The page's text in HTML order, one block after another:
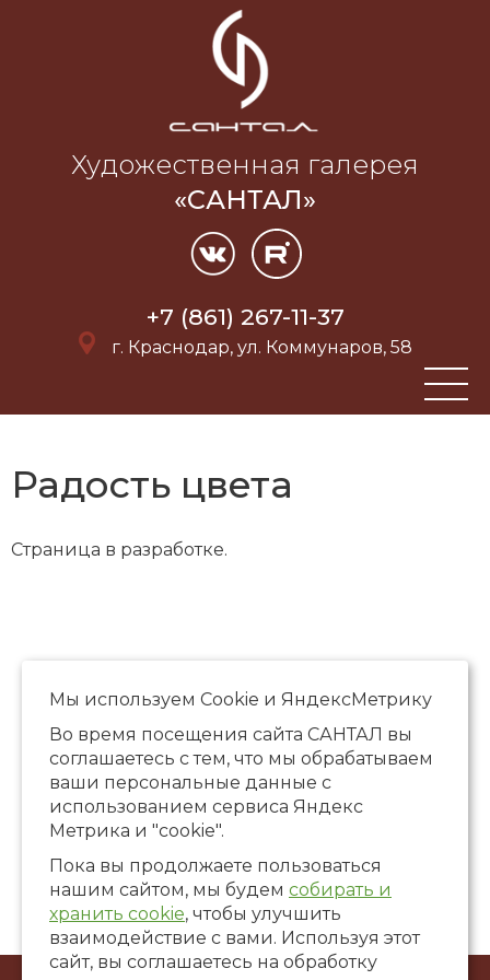
Художественная галерея
«САНТАЛ»
+7 (861) 267-11-37
г. Краснодар, ул. Коммунаров, 58
Радость цвета
Страница в разработке.
Мы используем Сookie и ЯндексМетрику
Во время посещения сайта САНТАЛ вы
соглашаетесь с тем, что мы обрабатываем
ваши персональные данные с
использованием сервиса Яндекс
Метрика и "cookie".
Пока вы продолжаете пользоваться
нашим сайтом, мы будем собирать и
хранить cookie, чтобы улучшить
взаимодействие с вами. Используя этот
сайт, вы соглашаетесь на обработку